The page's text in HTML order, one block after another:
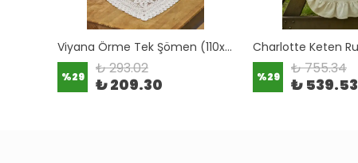
Viyana Örme Tek Şömen (110x35 cm)
%29 ₺ 293.02
₺ 209.30 %29 ₺ 755.34
₺ 539.53